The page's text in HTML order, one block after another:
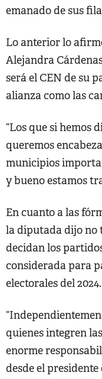
emanado de sus
Lo anterior lo
Alejandra
será el CEN de su
alianza como las
“Los que si hemos
queremos
municipios
y bueno estamos
En cuanto a las
la diputada dijo no
decidan los
considerada para
electorales del 2024.
quienes integren
enorme
desde el